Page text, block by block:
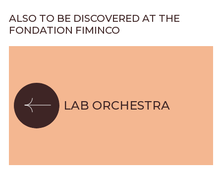
ALSO TO BE DISCOVERED AT THE
FONDATION FIMINCO
LAB ORCHESTRA